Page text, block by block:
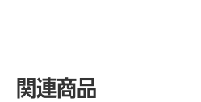
関連商品